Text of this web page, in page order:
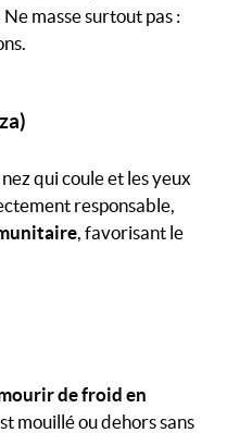
. Ne masse surtout pas :
qui coule et les yeux
responsable,
, favorisant le
de froid en
mouillé ou dehors sans